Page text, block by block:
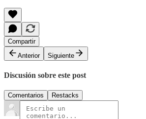
Compartir
Anterior
Siguiente
Discusión sobre este post
Comentarios Restacks